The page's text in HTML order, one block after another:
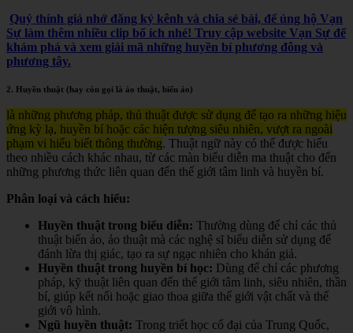
Quý thính giả nhớ đăng ký kênh và chia sẻ bài, để ủng hộ Vạn
Sự làm thêm nhiều clip bổ ích nhé! Truy cập website Vạn Sự để
khám phá và xem giải mã những huyền bí phương đông và
phương tây.
2. Huyền thuật (hay còn gọi là ảo thuật, biến ảo)
là những phương pháp, thủ thuật được sử dụng để tạo ra những hiệu
ứng kỳ lạ, huyền bí hoặc các hiện tượng siêu nhiên, vượt ra ngoài
phạm vi hiểu biết thông thường. Thuật ngữ này có thể được hiểu
theo nhiều cách khác nhau, từ các màn biểu diễn ma thuật cho đến
những phương thức liên quan đến thế giới tâm linh và huyền bí.
Phân loại và cách hiểu:
Huyền thuật trong biểu diễn: Thường dùng để chỉ các thủ
thuật biến ảo, ảo thuật mà các nghệ sĩ biểu diễn sử dụng để
đánh lừa thị giác, tạo ra sự ngạc nhiên cho khán giả.
Huyền thuật trong huyền bí học: Dùng để chỉ các phương
pháp, kỹ thuật liên quan đến thế giới tâm linh, siêu nhiên, thần
bí, giúp kết nối hoặc giao thoa giữa thế giới vật chất và thế
giới vô hình.
Ngũ huyền thuật: Trong triết học cổ đại của Trung Quốc,